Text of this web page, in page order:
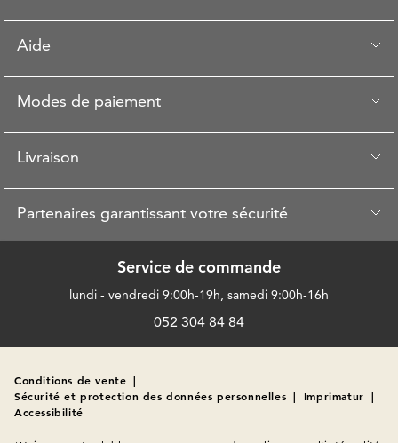
Aide
Modes de paiement
Livraison
Partenaires garantissant votre sécurité
Service de commande
lundi - vendredi 9:00h-19h, samedi 9:00h-16h
052 304 84 84
Conditions de vente |
Sécurité et protection des données personnelles | Imprimatur |
Accessibilité